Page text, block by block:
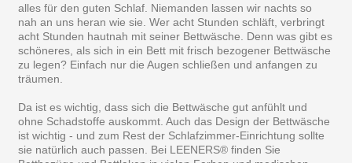
alles für den guten Schlaf. Niemanden lassen wir nachts so
nah an uns heran wie sie. Wer acht Stunden schläft, verbringt
acht Stunden hautnah mit seiner Bettwäsche. Denn was gibt es
schöneres, als sich in ein Bett mit frisch bezogener Bettwäsche
zu legen? Einfach nur die Augen schließen und anfangen zu
träumen.
Da ist es wichtig, dass sich die Bettwäsche gut anfühlt und
ohne Schadstoffe auskommt. Auch das Design der Bettwäsche
ist wichtig - und zum Rest der Schlafzimmer-Einrichtung sollte
sie natürlich auch passen. Bei LEENERS® finden Sie